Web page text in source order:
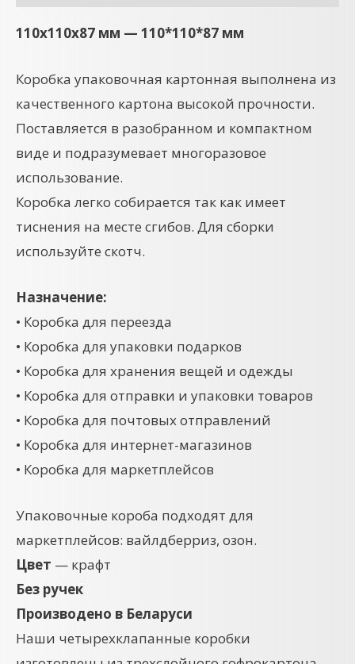
110x110x87 мм — 110*110*87 мм
Коробка упаковочная картонная выполнена из
качественного картона высокой прочности.
Поставляется в разобранном и компактном
виде и подразумевает многоразовое
использование.
Коробка легко собирается так как имеет
тиснения на месте сгибов. Для сборки
используйте скотч.
Назначение:
• Коробка для переезда
• Коробка для упаковки подарков
• Коробка для хранения вещей и одежды
• Коробка для отправки и упаковки товаров
• Коробка для почтовых отправлений
• Коробка для интернет-магазинов
• Коробка для маркетплейсов
Упаковочные короба подходят для
маркетплейсов: вайлдберриз, озон.
Цвет — крафт
Без ручек
Производено в Беларуси
Наши четырехклапанные коробки